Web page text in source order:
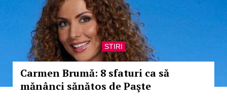
STIRI
Carmen Brumă: 8 sfaturi ca să
mănânci sănătos de Paşte